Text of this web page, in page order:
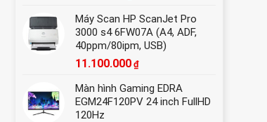
Máy Scan HP ScanJet Pro
3000 s4 6FW07A (A4, ADF,
40ppm/80ipm, USB)
11.100.000 ₫
Màn hình Gaming EDRA
EGM24F120PV 24 inch FullHD
120Hz